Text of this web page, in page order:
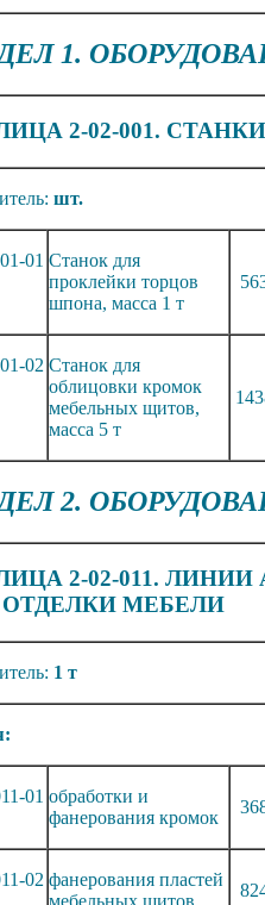
1.
2-02-001.
шт.
01 Станок для
проклейки торцов
шпона, масса 1 т
02 Станок для
облицовки кромок
мебельных щитов,
масса 5 т
2.
2-02-011.
МЕБЕЛИ
1 т
01 обработки и
фанерования кромок
02 фанерования пластей
мебельных щитов